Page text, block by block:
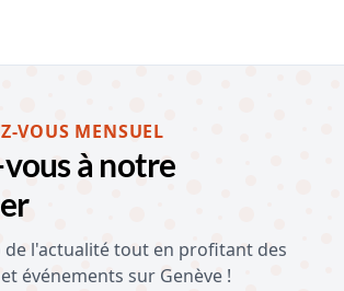
VOUS MENSUEL
à notre
de l'actualité tout en profitant des
événements sur Genève !